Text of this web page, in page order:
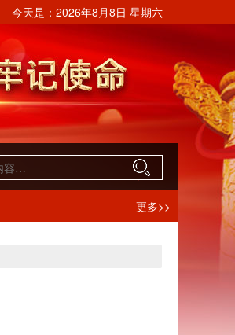
今天是： 2026年8月8日 星期六
更多>>